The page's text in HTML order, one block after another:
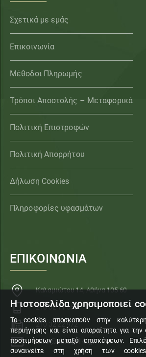
Σχετικά με εμάς
Επικοινωνία
Μέθοδοι Πληρωμής
Τρόποι Αποστολής – Μεταφορικά
Πολιτική Επιστροφών
Πολιτική Απορρήτου
Δήλωση Cookies
Πληροφορίες υφασμάτων
ΕΠΙΚΟΙΝΩΝΙΑ
Καλαμιώτου 14, Αθήνα 105 60
210 32 11 553
210 32 22 972
info@sillogi14.gr
Η ιστοσελίδα χρησιμοποιεί
Τα cookies αποσκοπούν στην
περιήγησης και είναι απαραίτητα για
προτιμήσεων μεταξύ επισκέψεων.
συναινείτε στη χρήση των cookies